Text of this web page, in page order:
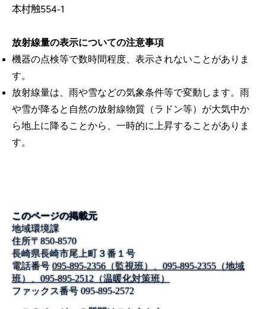
本村触554-1
放射線量の表示についての注意事項
機器の点検等で数時間程度、表示されないことがありま
す。
放射線量は、雨や雪などの気象条件等で変動します。雨
や雪が降ると自然の放射線物質（ラドン等）が大気中か
ら地上に降ることから、一時的に上昇することがありま
す。
このページの掲載元
地域環境課
住所〒850-8570
長崎県長崎市尾上町３番１号
電話番号 095-895-2356（監視班）、095-895-2355（地域
班）、095-895-2512（温暖化対策班）
ファックス番号095-895-2572